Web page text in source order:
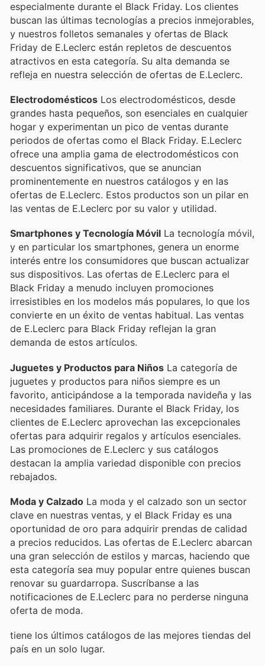
especialmente durante el Black Friday. Los clientes
buscan las últimas tecnologías a precios inmejorables,
y nuestros folletos semanales y ofertas de Black
Friday de E.Leclerc están repletos de descuentos
atractivos en esta categoría. Su alta demanda se
refleja en nuestra selección de ofertas de E.Leclerc.
Electrodomésticos Los electrodomésticos, desde
grandes hasta pequeños, son esenciales en cualquier
hogar y experimentan un pico de ventas durante
periodos de ofertas como el Black Friday. E.Leclerc
ofrece una amplia gama de electrodomésticos con
descuentos significativos, que se anuncian
prominentemente en nuestros catálogos y en las
ofertas de E.Leclerc. Estos productos son un pilar en
las ventas de E.Leclerc por su valor y utilidad.
Smartphones y Tecnología Móvil La tecnología móvil,
y en particular los smartphones, genera un enorme
interés entre los consumidores que buscan actualizar
sus dispositivos. Las ofertas de E.Leclerc para el
Black Friday a menudo incluyen promociones
irresistibles en los modelos más populares, lo que los
convierte en un éxito de ventas habitual. Las ventas
de E.Leclerc para Black Friday reflejan la gran
demanda de estos artículos.
Juguetes y Productos para Niños La categoría de
juguetes y productos para niños siempre es un
favorito, anticipándose a la temporada navideña y las
necesidades familiares. Durante el Black Friday, los
clientes de E.Leclerc aprovechan las excepcionales
ofertas para adquirir regalos y artículos esenciales.
Las promociones de E.Leclerc y sus catálogos
destacan la amplia variedad disponible con precios
rebajados.
Moda y Calzado La moda y el calzado son un sector
clave en nuestras ventas, y el Black Friday es una
oportunidad de oro para adquirir prendas de calidad
a precios reducidos. Las ofertas de E.Leclerc abarcan
una gran selección de estilos y marcas, haciendo que
esta categoría sea muy popular entre quienes buscan
renovar su guardarropa. Suscríbanse a las
notificaciones de E.Leclerc para no perderse ninguna
oferta de moda.
tiene los últimos catálogos de las mejores tiendas del
país en un solo lugar.